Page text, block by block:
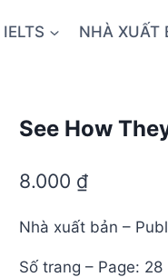
IELTS NHÀ XUẤT
See How
8.000 ₫
Nhà xuất bản –
Số trang – Page: 28